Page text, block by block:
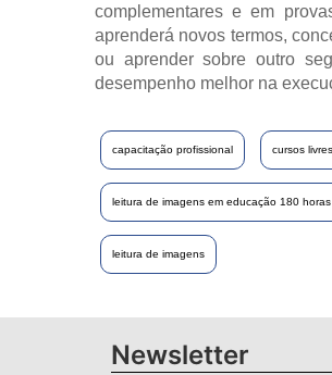
complementares e em
aprenderá novos termos,
ou aprender sobre outro
desempenho melhor na
capacitação profissional cursos livres
leitura de imagens em educação 180 horas
leitura de imagens
Newsletter